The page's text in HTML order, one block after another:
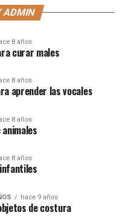
ADMIN
8 años
curar males
8 años
aprender las vocales
8 años
8 años
hace 9 años
de costura